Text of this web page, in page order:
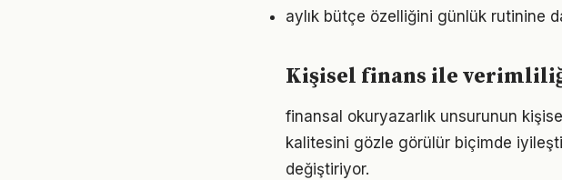
aylık bütçe özelliğini günlük rutinine
Kişisel finans ile
finansal okuryazarlık unsurunun
kalitesini gözle görülür biçimde
değiştiriyor.